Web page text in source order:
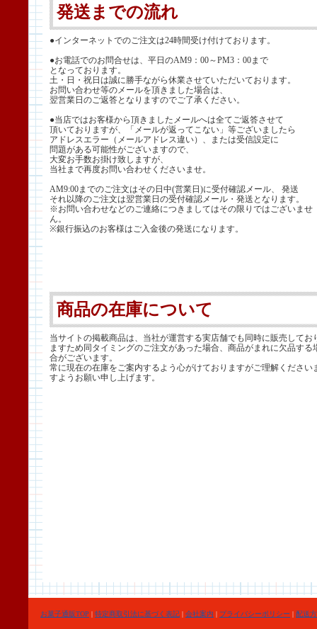
発送までの流れ
●インターネットでのご注文は24時間受け付けております。
●お電話でのお問合せは、平日のAM9：00～PM3：00まで
となっております。
土・日・祝日は誠に勝手ながら休業させていただいております。
お問い合わせ等のメールを頂きました場合は、
翌営業日のご返答となりますのでご了承ください。
●当店ではお客様から頂きましたメールへは全てご返答させて
頂いておりますが、「メールが返ってこない」等ございましたら
アドレスエラー（メールアドレス違い）、または受信設定に
問題がある可能性がございますので、
大変お手数お掛け致しますが、
当社まで再度お問い合わせくださいませ。
AM9:00までのご注文はその日中(営業日)に受付確認メール、 発送
それ以降のご注文は翌営業日の受付確認メール・発送となります。
※お問い合わせなどのご連絡につきましてはその限りではございませ
ん。
※銀行振込のお客様はご入金後の発送になります。
商品の在庫について
当サイトの掲載商品は、当社が運営する実店舗でも同時に販売してお
ますため同タイミングのご注文があった場合、商品がまれに欠品する
合がございます。
常に現在の在庫をご案内するよう心がけておりますがご理解ください
すようお願い申し上げます。
お菓子通販TOP | 特定商取引法に基づく表記 | 会社案内 | プライバシーポリシー | 配送